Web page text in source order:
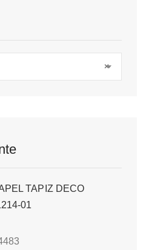
×
TAPIZ DECO
01